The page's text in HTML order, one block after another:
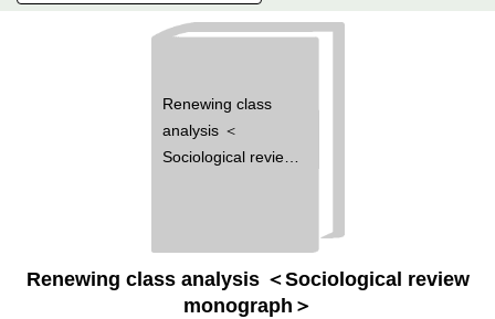
Renewing class
analysis ＜
Sociological review
Renewing class analysis ＜Sociological review
monograph＞